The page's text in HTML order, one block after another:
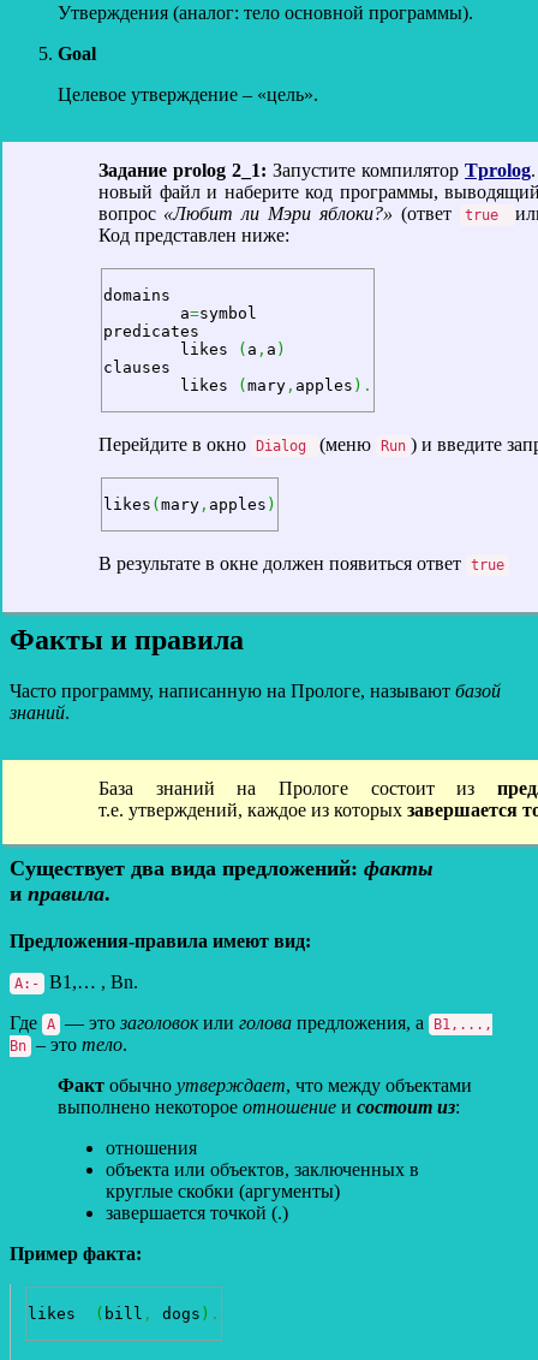
Утверждения (аналог: тело основной программы).
Goal
Целевое утверждение – «цель».
Задание prolog 2_1: Запустите компилятор Tprolog
новый файл и наберите код программы,
вопрос «Любит ли Мэри яблоки?» (ответ true
Код представлен ниже:
domains
a=symbol
predicates
likes
( a , a )
clauses
likes
( mary , apples ) .
Перейдите в окно Dialog (меню Run ) и введите
likes ( mary , apples )
В результате в окне должен появиться ответ true
Факты и правила
Часто программу, написанную на Прологе, называют базой
знаний.
База знаний на Прологе состоит из
т.е. утверждений, каждое из которых завершается
Существует два вида предложений: факты
и правила.
Предложения-правила имеют вид:
A:-
B1,… , Bn.
Где A — это заголовокили голова предложения, а
B1,...,
Bn – это тело.
Факт обычно утверждает, что между объектами
выполнено некоторое отношение и состоит из:
отношения
объекта или объектов, заключенных в
круглые скобки (аргументы)
завершается точкой (.)
Пример факта:
likes ( bill , dogs ) .